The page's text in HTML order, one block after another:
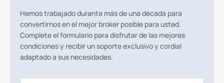
Hemos trabajado durante más de una década para
convertirnos en el mejor broker posible para usted.
Complete el formulario para disfrutar de las mejores
condiciones y recibir un soporte exclusivo y cordial
adaptado a sus necesidades.